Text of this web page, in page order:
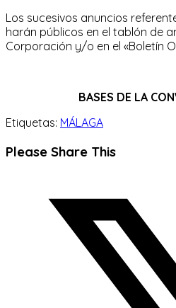
Los sucesivos anuncios
harán públicos en el tablón de
Corporación y/o en el «Boletín
BASES DE LA
Etiquetas: MÁLAGA
Please Share ThisCompartir